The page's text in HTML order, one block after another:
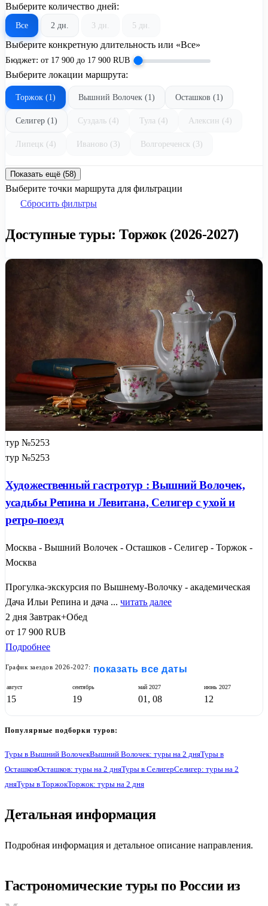
Выберите количество дней:
Все 2 дн. 3 дн. 5 дн.
Выберите конкретную длительность или «Все»
Бюджет: от 17 900 до 17 900 RUB
Выберите локации маршрута:
Торжок (1) Вышний Волочек (1) Осташков (1)
Селигер (1) Суздаль (4) Тула (4) Алексин (4)
Липецк (4) Иваново (3) Волгореченск (3)
Показать ещё (58)
Выберите точки маршрута для фильтрации
Сбросить фильтры
Доступные туры: Торжок (2026-2027)
тур №5253
тур №5253
Художественный гастротур : Вышний Волочек,
усадьбы Репина и Левитана, Селигер с ухой и
ретро-поезд
Москва - Вышний Волочек - Осташков - Селигер - Торжок -
Москва
Прогулка-экскурсия по Вышнему-Волочку - академическая
Дача Ильи Репина и дача ... читать далее
2 дня Завтрак+Обед
от 17 900 RUB
Подробнее
График заездов 2026-2027: показать все даты
август
15
сентябрь
19
май 2027
01, 08
июнь 2027
12
Популярные подборки туров:
Туры в Вышний ВолочекВышний Волочек: туры на 2 дняТуры в
ОсташковОсташков: туры на 2 дняТуры в СелигерСелигер: туры на 2
дняТуры в ТоржокТоржок: туры на 2 дня
Детальная информация
Подробная информация и детальное описание направления.
Гастрономические туры по России из